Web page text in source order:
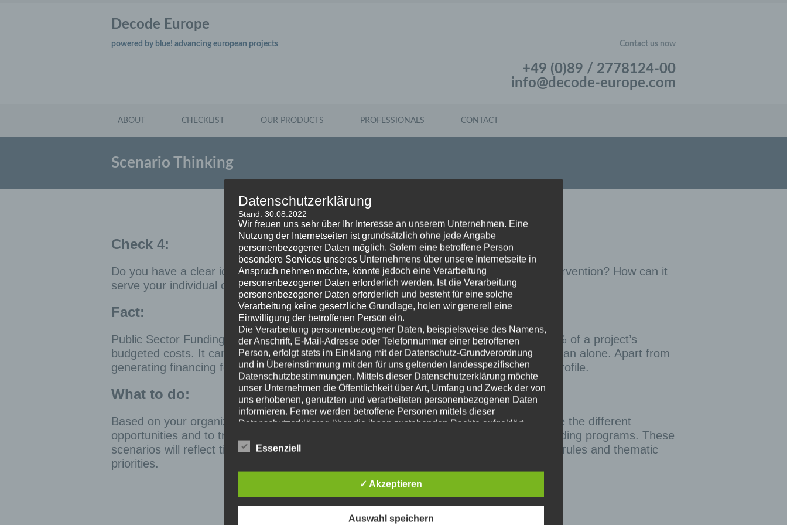
Decode Europe
powered by blue! advancing european projects Contact us now
+49 (0)89 / 2778124-00
info@decode-europe.com
ABOUT CHECKLIST OUR PRODUCTS PROFESSIONALS CONTACT
Scenario Thinking
Check 4:
Do you have a clear idea of all non-monetary aspects of the Public Sector Funding intervention? How can it
serve your individual corporate profile?
Fact:
Public Sector Funding means a lot more than the funding rate that can reach up to 85% of a project’s
budgeted costs. It can also mean working in partnership with other institutions rather than alone. Apart from
generating financing for your business activities, it can also boost your organization’s profile.
What to do:
Based on your organization’s individual objectives, it is highly recommended to evaluate the different
opportunities and to transfer them into integrated funding scenarios under different funding programs. These
scenarios will reflect timing, finances, funding rate, cooperation opportunities, program rules and thematic
priorities.
Datenschutzerklärung
Stand: 30.08.2022
Wir freuen uns sehr über Ihr Interesse an unserem Unternehmen. Eine
Nutzung der Internetseiten ist grundsätzlich ohne jede Angabe
personenbezogener Daten möglich. Sofern eine betroffene Person
besondere Services unseres Unternehmens über unsere Internetseite in
Anspruch nehmen möchte, könnte jedoch eine Verarbeitung
personenbezogener Daten erforderlich werden. Ist die Verarbeitung
personenbezogener Daten erforderlich und besteht für eine solche
Verarbeitung keine gesetzliche Grundlage, holen wir generell eine
Einwilligung der betroffenen Person ein.
Die Verarbeitung personenbezogener Daten, beispielsweise des Namens,
der Anschrift, E-Mail-Adresse oder Telefonnummer einer betroffenen
Person, erfolgt stets im Einklang mit der Datenschutz-Grundverordnung
und in Übereinstimmung mit den für uns geltenden landesspezifischen
Datenschutzbestimmungen. Mittels dieser Datenschutzerklärung möchte
unser Unternehmen die Öffentlichkeit über Art, Umfang und Zweck der von
uns erhobenen, genutzten und verarbeiteten personenbezogenen Daten
informieren. Ferner werden betroffene Personen mittels dieser
Datenschutzerklärung über die ihnen zustehenden Rechte aufgeklärt.
und organisatorische Maßnahmen umgesetzt, um einen möglichst
personenbezogenen Daten sicherzustellen. Dennoch können
Internetbasierte Datenübertragungen grundsätzlich Sicherheitslücken
Aus diesem Grund steht es jeder betroffenen Person frei,
personenbezogene Daten auch auf alternativen Wegen, beispielsweise
Essenziell
✓ Akzeptieren
Auswahl speichern